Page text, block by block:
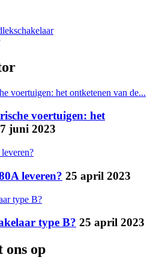
voertuigen: het
juni 2023
leveren? 25 april 2023
type B? 25 april 2023
ons op